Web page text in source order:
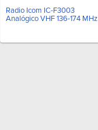
Radio Icom IC-F3003
Analógico VHF 136-174 MHz